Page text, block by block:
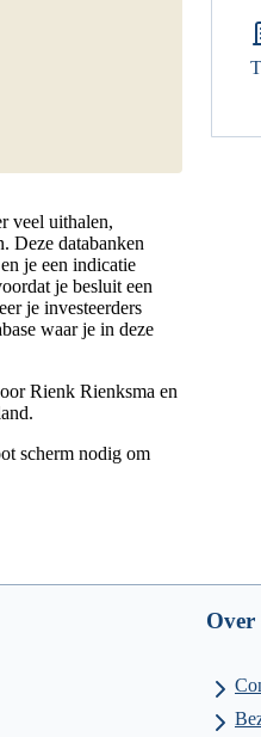
veel uithalen,
Deze databanken
je een indicatie
je besluit een
je investeerders
waar je in deze
Rienk Rienksma en
scherm nodig om